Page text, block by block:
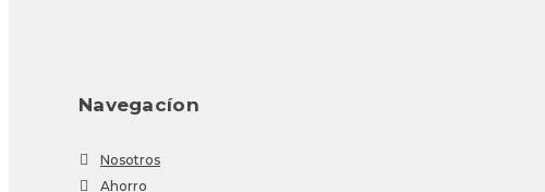
Navegacíon
Nosotros
Ahorro